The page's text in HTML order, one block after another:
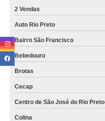
2 Vendas
Auto Rio Preto
Bairro São Francisco
Bebedouro
Brotas
Cecap
Centro de São José do Rio Preto
Colina